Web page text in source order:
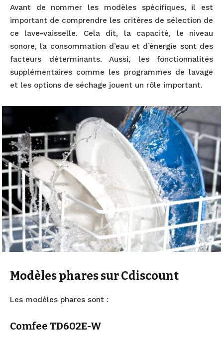
Avant de nommer les modèles spécifiques, il est
important de comprendre les critères de sélection de
ce lave-vaisselle. Cela dit, la capacité, le niveau
sonore, la consommation d’eau et d’énergie sont des
facteurs déterminants. Aussi, les fonctionnalités
supplémentaires comme les programmes de lavage
et les options de séchage jouent un rôle important.
Modèles phares sur Cdiscount
Les modèles phares sont :
Comfee TD602E-W